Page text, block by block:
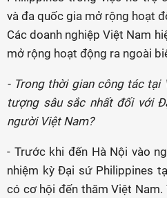
và đa quốc gia mở rộng hoạt
Các doanh nghiệp Việt Nam
mở rộng hoạt động ra ngoài
- Trong thời gian công tác tại
tượng sâu sắc nhất đối với
người Việt Nam?
- Trước khi đến Hà Nội vào
nhiệm kỳ Đại sứ Philippines
có cơ hội đến thăm Việt Nam.